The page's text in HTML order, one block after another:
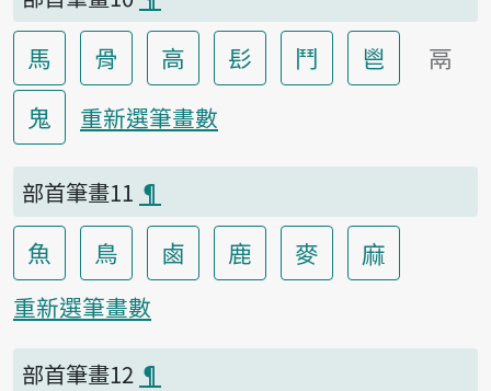
馬 骨 高 髟 鬥 鬯
鬲
鬼
重新選筆畫數
部首筆畫11 ¶
魚 鳥 鹵 鹿 麥 麻
重新選筆畫數
部首筆畫12 ¶